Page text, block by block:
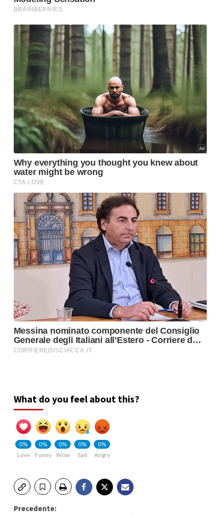
What do you feel about this?
0%
Love
0%
Funny
0%
Wow
0%
Sad
0%
Angry
Navigazione
Precedente: